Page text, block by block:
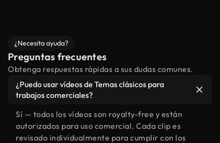
¿Necesita ayuda?
Preguntas frecuentes
Obtenga respuestas rápidas a sus dudas comunes.
¿Puedo usar vídeos de Temas clásicos para
trabajos comerciales?
Sí — todos los vídeos son royalty-free y están
autorizados para uso comercial. Cada clip es
revisado individualmente para cumplir con los